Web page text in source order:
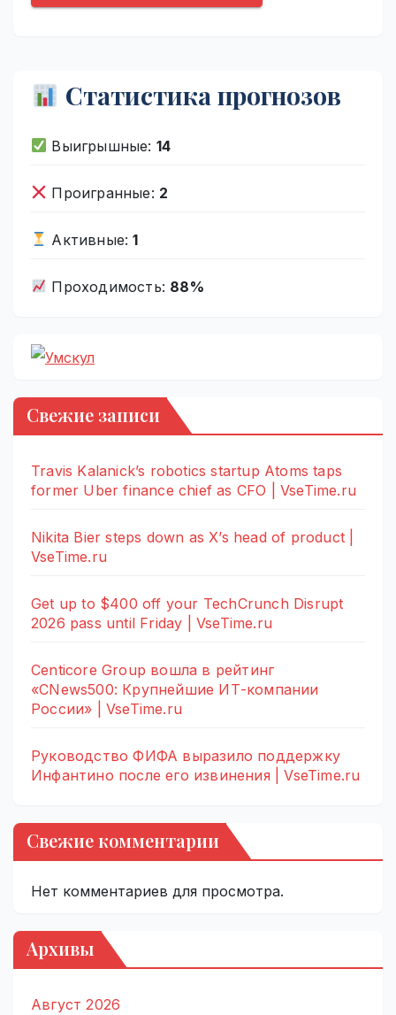
Статистика прогнозов
Выигрышные: 14
Проигранные: 2
Активные:1
Проходимость: 88%
Свежие записи
Travis Kalanick’s robotics startup Atoms taps
former Uber finance chief as CFO | VseTime.ru
Nikita Bier steps down as X’s head of product |
VseTime.ru
Get up to $400 off your TechCrunch Disrupt
2026 pass until Friday | VseTime.ru
Centicore Group вошла в рейтинг
«CNews500: Крупнейшие ИТ-компании
России» | VseTime.ru
Руководство ФИФА выразило поддержку
Инфантино после его извинения | VseTime.ru
Свежие комментарии
Нет комментариев для просмотра.
Архивы
Август 2026